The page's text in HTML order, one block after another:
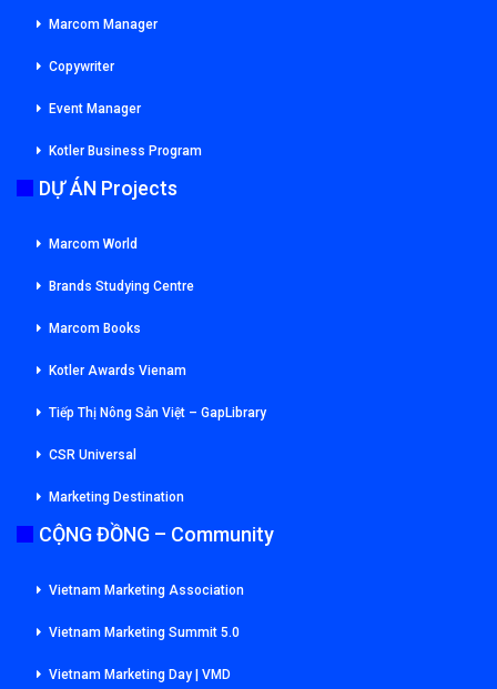
Marcom Manager
Copywriter
Event Manager
Kotler Business Program
DỰ ÁN Projects
Marcom World
Brands Studying Centre
Marcom Books
Kotler Awards Vienam
Tiếp Thị Nông Sản Việt – GapLibrary
CSR Universal
Marketing Destination
CỘNG ĐỒNG – Community
Vietnam Marketing Association
Vietnam Marketing Summit 5.0
Vietnam Marketing Day | VMD